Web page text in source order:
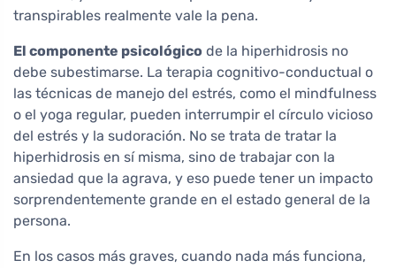
transpirables realmente vale la pena.
El componente psicológico de la hiperhidrosis no
debe subestimarse. La terapia cognitivo-conductual o
las técnicas de manejo del estrés, como el mindfulness
o el yoga regular, pueden interrumpir el círculo vicioso
del estrés y la sudoración. No se trata de tratar la
hiperhidrosis en sí misma, sino de trabajar con la
ansiedad que la agrava, y eso puede tener un impacto
sorprendentemente grande en el estado general de la
persona.
En los casos más graves, cuando nada más funciona,